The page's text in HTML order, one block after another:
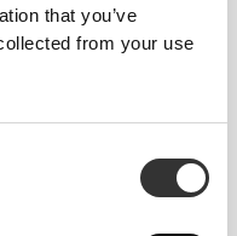
that you’ve
from your use
Η άνετη, χαλαρή